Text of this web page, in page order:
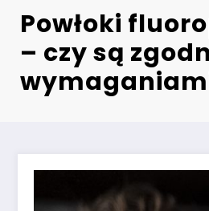
Powłoki
– czy są